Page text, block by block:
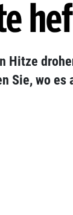
Hitze
Sie, wo